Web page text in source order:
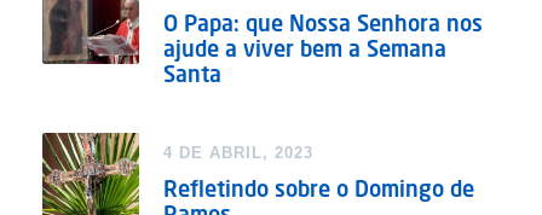
O Papa: que Nossa Senhora nos
ajude a viver bem a Semana
Santa
4 DE ABRIL, 2023
Refletindo sobre o Domingo de